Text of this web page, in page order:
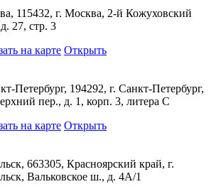
115432, г. Москва, 2-й Кожуховский
27, стр. 3
на карте Открыть
Петербург, 194292, г. Санкт-Петербург,
пер., д. 1, корп. 3, литера С
на карте Открыть
663305, Красноярский край, г.
Вальковское ш., д. 4А/1